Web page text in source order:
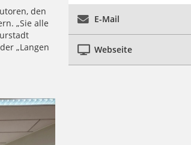
den
„Sie alle
„Langen
E-Mail
Webseite